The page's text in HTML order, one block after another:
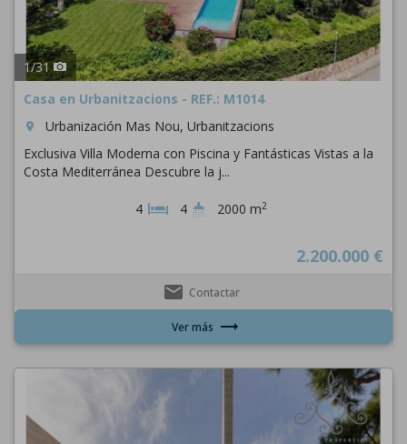
1/31
Casa en Urbanitzacions - REF.: M1014
room
Urbanización Mas Nou, Urbanitzacions
Exclusiva Villa Moderna con Piscina y Fantásticas Vistas a la
Costa Mediterránea Descubre la j...
4 4 2000 m2
2.200.000 €
email Contactar
Ver más trending_flat
Previous Next